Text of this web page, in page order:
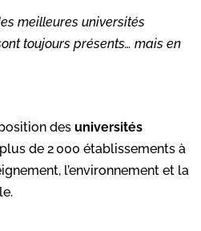
meilleures universités
toujours présents… mais en
des universités
de 2 000 établissements à
l’environnement et la